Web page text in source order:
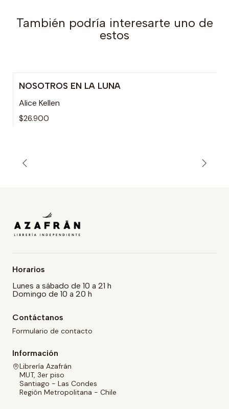
También podría interesarte uno de
estos
NOSOTROS EN LA LUNA
Alice Kellen
$26.900
Horarios
Lunes a sábado de 10 a 21 h
Domingo de 10 a 20 h
Contáctanos
Formulario de contacto
Información
Librería Azafrán
MUT, 3er piso
Santiago - Las Condes
Región Metropolitana - Chile